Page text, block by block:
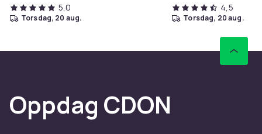
5,0
torsdag, 20 aug.
4,5
torsdag, 20 aug.
Oppdag CDON